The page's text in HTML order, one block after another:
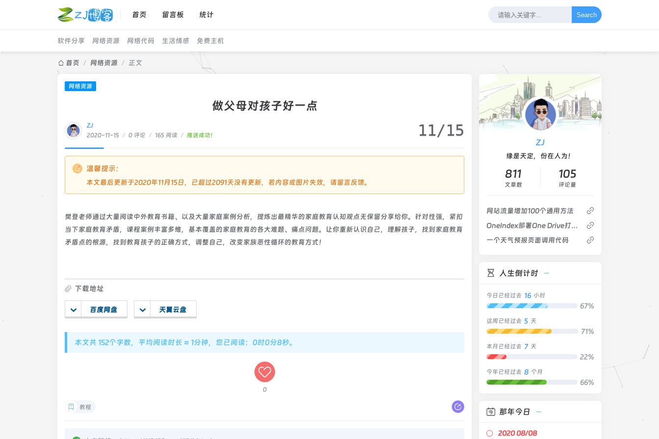
首页 留言板 统计 Search
软件分享 网络资源 网络代码 生活情感 免费主机
首页 / 网络资源 / 正文
网络资源
做父母对孩子好一点
ZJ
2020-11-15
/ 0 评论 / 165 阅读 / 推送成功！ 11/15
温馨提示：
本文最后更新于2020年11月15日，已超过2091天没有更新，若内容或图片失效，请留言反馈。
樊登老师通过大量阅读中外教育书籍、以及大量家庭案例分析，提炼出最精华的家庭教育认知观点无保留分享给你。针对性强，紧扣
当下家庭教育矛盾，课程案例丰富多维，基本覆盖的家庭教育的各大难题、痛点问题。让你重新认识自己，理解孩子，找到家庭教育
矛盾点的根源，找到教育孩子的正确方式，调整自己，改变家族恶性循环的教育方式！
下载地址
百度网盘 天翼云盘
本文共 152个字数，平均阅读时长 ≈ 1分钟，您已阅读：0时0分9秒。
0
教程
ZJ
缘是天定，份在人为！
811
文章数
105
评论量
网站流量增加100个通用方法
OneIndex部署One Drive打造专属分享型网盘
一个天气预报页面调用代码
人生倒计时
今日已经过去 16 小时
67%
这周已经过去 5 天
71%
本月已经过去 7 天
22%
今年已经过去 8 个月
66%
那年今日
2020 08/08